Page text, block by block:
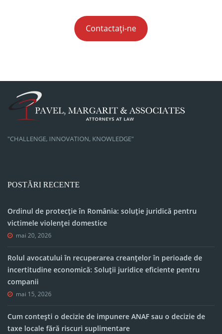
Contactați-ne
"CHALLENGE, INNOVATION, KNOWLEDGE"
POSTĂRI RECENTE
Ordinul de protecție în România: soluție juridică pentru
victimele violenței domestice
mai 20, 2026
Rolul avocatului în recuperarea creanțelor în perioade de
incertitudine economică: Soluții juridice eficiente pentru
companii
mai 15, 2026
Cum contești o decizie de impunere ANAF sau o decizie de
taxe locale fără riscuri suplimentare